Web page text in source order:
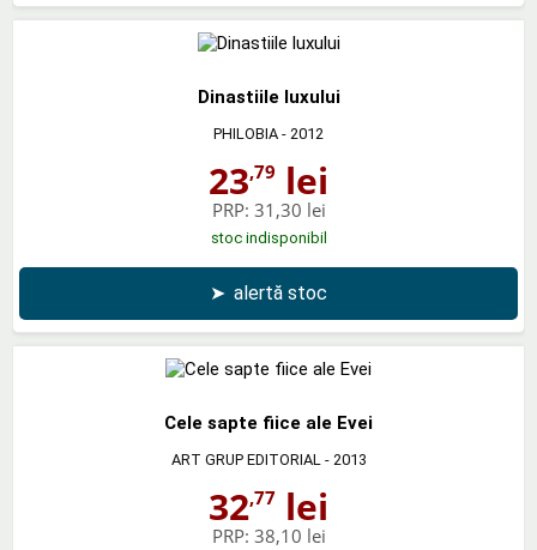
Dinastiile luxului
PHILOBIA - 2012
23,79 lei
PRP: 31,30 lei
stoc indisponibil
➤ alertă stoc
Cele sapte fiice ale Evei
ART GRUP EDITORIAL - 2013
32,77 lei
PRP: 38,10 lei